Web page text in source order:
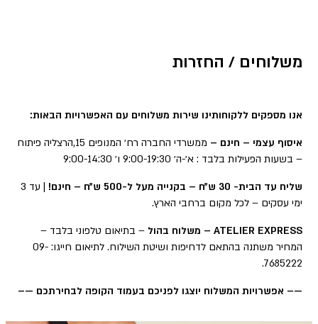
משלוחים / החזרות
אנו מספקים ללקוחותינו שירות משלוחים עם האפשרויות הבאות:
איסוף עצמי – חינם –
ממשרדי החברה רח׳ המנופים 15,הרצליה פיתוח
– בשעות הפעילות בלבד : א׳-ה׳ 9:00-19:30 ו׳ 9:00-14:30
שליח עד הבית- 30 ש״ח – בקנייה מעל ל-500 ש״ח – חינם!
| עד 3
ימי עסקים – לכל מקום ברחבי הארץ.
ATELIER EXPRESS – משלוח בהול
– בתיאום טלפוני בלבד –
המחיר משתנה בהתאם לדחיפות ושיטת השילוח. לתיאום חייגו: 09-
7685222.
—– אפשרויות המשלוח יוצגו לפניכם בעמוד הקופה לבחירתכם —–